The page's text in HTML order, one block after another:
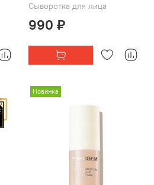
Сыворотка для лица
990 ₽
Новинка